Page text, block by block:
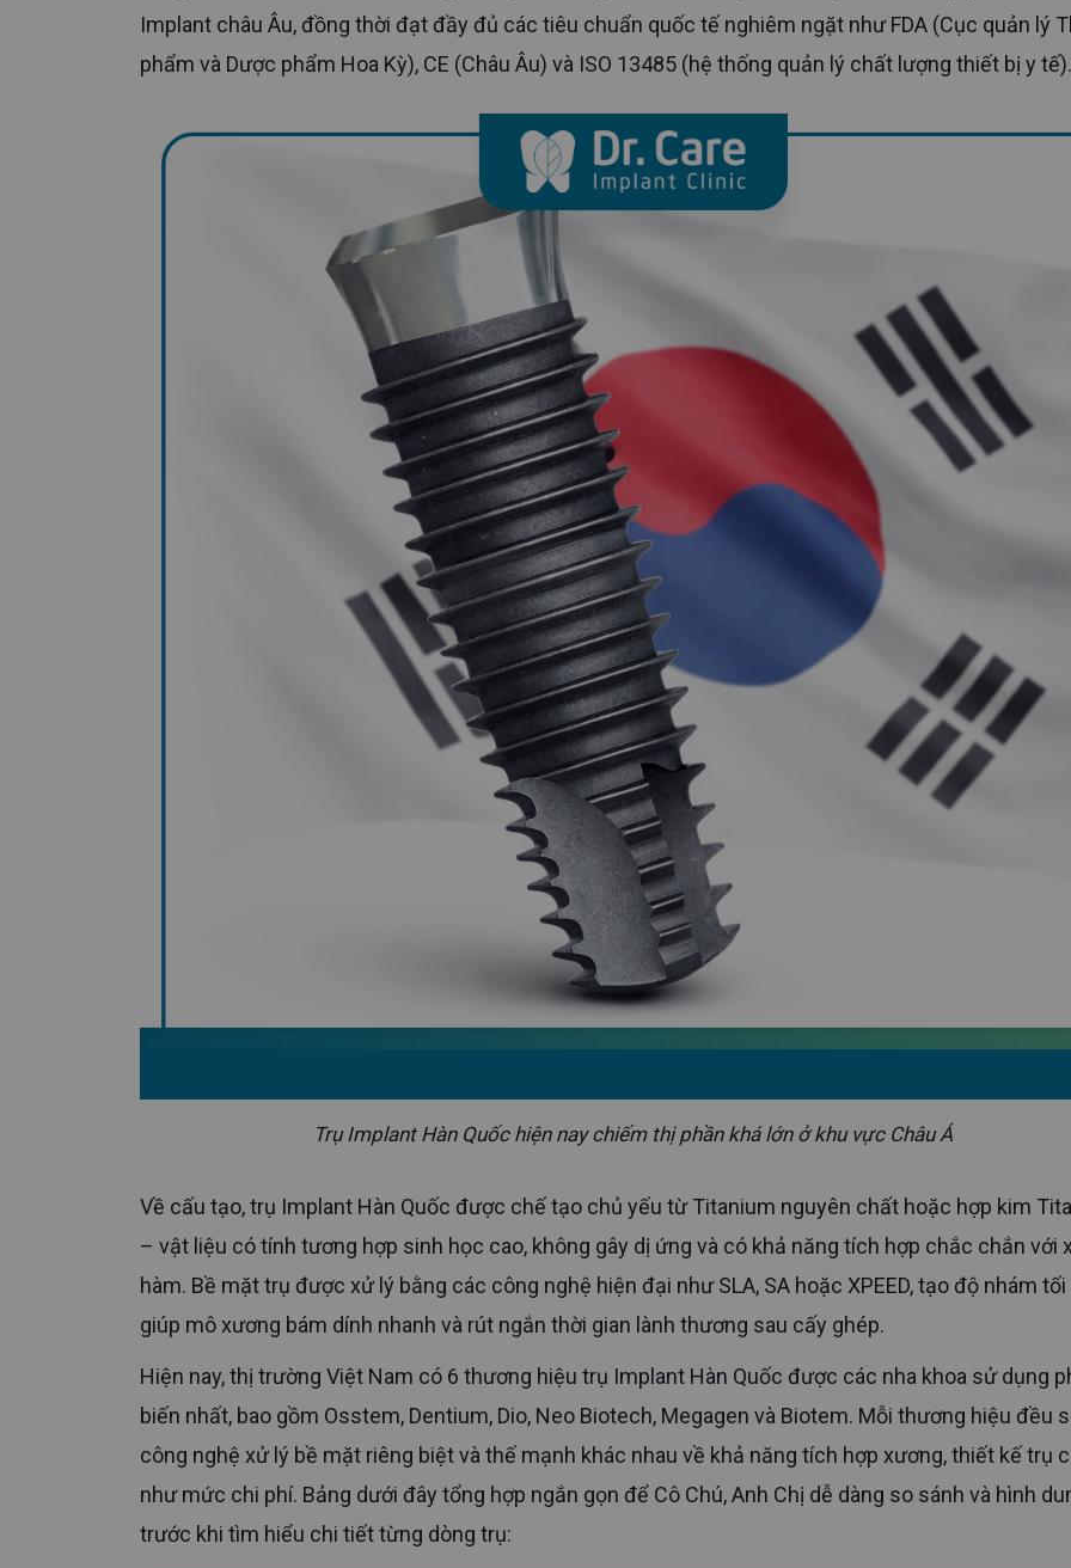
Implant châu Âu, đồng thời đạt đầy đủ các tiêu chuẩn quốc tế nghiêm ngặt như FDA (Cục quản lý
phẩm và Dược phẩm Hoa Kỳ), CE (Châu Âu) và ISO 13485 (hệ thống quản lý chất lượng thiết bị y tế).
Trụ Implant Hàn Quốc hiện nay chiếm thị phần khá lớn ở khu vực Châu Á
Về cấu tạo, trụ Implant Hàn Quốc được chế tạo chủ yếu từ Titanium nguyên chất hoặc hợp kim Titanium
– vật liệu có tính tương hợp sinh học cao, không gây dị ứng và có khả năng tích hợp chắc chắn với
hàm. Bề mặt trụ được xử lý bằng các công nghệ hiện đại như SLA, SA hoặc XPEED, tạo độ nhám
giúp mô xương bám dính nhanh và rút ngắn thời gian lành thương sau cấy ghép.
Hiện nay, thị trường Việt Nam có 6 thương hiệu trụ Implant Hàn Quốc được các nha khoa sử dụng phổ
biến nhất, bao gồm Osstem, Dentium, Dio, Neo Biotech, Megagen và Biotem. Mỗi thương hiệu đều
công nghệ xử lý bề mặt riêng biệt và thế mạnh khác nhau về khả năng tích hợp xương, thiết kế trụ
như mức chi phí. Bảng dưới đây tổng hợp ngắn gọn để Cô Chú, Anh Chị dễ dàng so sánh và hình
trước khi tìm hiểu chi tiết từng dòng trụ: